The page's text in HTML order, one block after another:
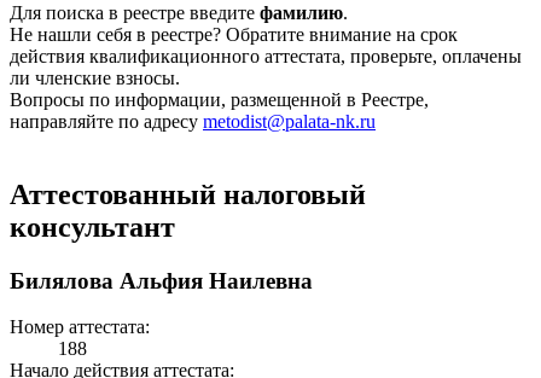
Для поиска в реестре введите фамилию.
Не нашли себя в реестре? Обратите внимание на срок
действия квалификационного аттестата, проверьте, оплачены
ли членские взносы.
Вопросы по информации, размещенной в Реестре,
направляйте по адресу metodist@palata-nk.ru
Аттестованный налоговый
консультант
Билялова Альфия Наилевна
Номер аттестата:
188
Начало действия аттестата: